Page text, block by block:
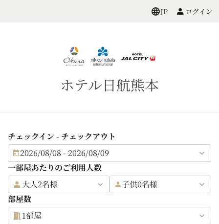
JP ログイン
ホテル日航熊本
チェックイン - チェックアウト
2026/08/08 - 2026/08/09
一部屋あたりのご利用人数
大人2名様
子供0名様
部屋数
1部屋